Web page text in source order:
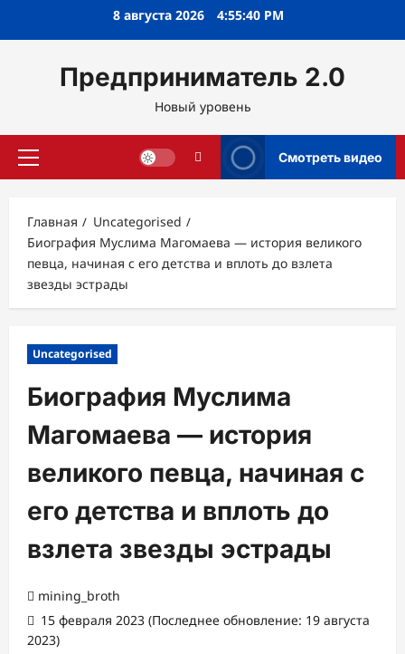
8 августа 2026 4:55:41 PM
Предприниматель 2.0
Новый уровень
Основное
Смотреть видео
Главная
Uncategorised
Биография Муслима Магомаева — история великого
певца, начиная с его детства и вплоть до взлета
звезды эстрады
Uncategorised
Биография Муслима
Магомаева — история
великого певца, начиная с
его детства и вплоть до
взлета звезды эстрады
mining_broth
15 февраля 2023 (Последнее обновление: 19 августа
2023)